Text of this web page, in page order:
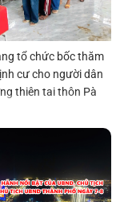
tổ chức bốc thăm
cư cho người dân
thiên tai thôn Pà